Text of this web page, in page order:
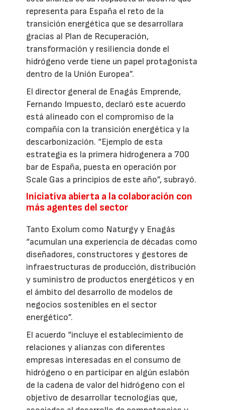
representa para España el reto de la
transición energética que se desarrollara
gracias al Plan de Recuperación,
transformación y resiliencia donde el
hidrógeno verde tiene un papel protagonista
dentro de la Unión Europea”.
El director general de Enagás Emprende,
Fernando Impuesto, declaró este acuerdo
está alineado con el compromiso de la
compañía con la transición energética y la
descarbonización. “Ejemplo de esta
estrategia es la primera hidrogenera a 700
bar de España, puesta en operación por
Scale Gas a principios de este año”, subrayó.
Iniciativa abierta a la colaboración con
más agentes del sector
Tanto Exolum como Naturgy y Enagás
“acumulan una experiencia de décadas como
diseñadores, constructores y gestores de
infraestructuras de producción, distribución
y suministro de productos energéticos y en
el ámbito del desarrollo de modelos de
negocios sostenibles en el sector
energético”.
El acuerdo “incluye el establecimiento de
relaciones y alianzas con diferentes
empresas interesadas en el consumo de
hidrógeno o en participar en algún eslabón
de la cadena de valor del hidrógeno con el
objetivo de desarrollar tecnologías que,